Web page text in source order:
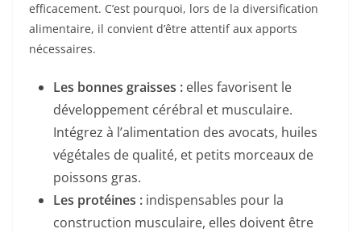
efficacement. C’est pourquoi, lors de la diversification
alimentaire, il convient d’être attentif aux apports
nécessaires.
Les bonnes graisses : elles favorisent le
développement cérébral et musculaire.
Intégrez à l’alimentation des avocats, huiles
végétales de qualité, et petits morceaux de
poissons gras.
Les protéines : indispensables pour la
construction musculaire, elles doivent être